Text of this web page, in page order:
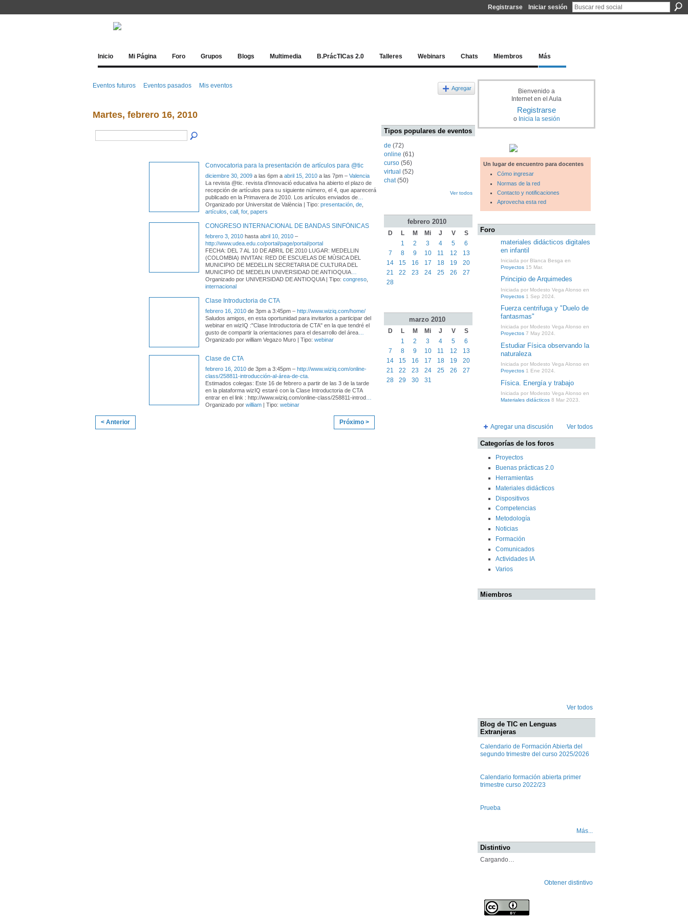
Registrarse Iniciar sesión
Inicio Mi Página Foro Grupos Blogs Multimedia B.PrácTICas 2.0 Talleres Webinars Chats Miembros Más
Eventos futuros Eventos pasados Mis eventos Agregar
Martes, febrero 16, 2010
Convocatoria para la presentación de artículos para @tic
diciembre 30, 2009 a las 6pm a abril 15, 2010 a las 7pm – Valencia
La revista @tic. revista d’innovació educativa ha abierto el plazo de
recepción de artículos para su siguiente número, el 4, que aparecerá
publicado en la Primavera de 2010. Los artículos enviados de
Organizado por Universitat de València | Tipo: presentación de
artículos call for, papers
CONGRESO INTERNACIONAL DE BANDAS SINFÒNICAS
febrero 3, 2010 hasta abril 10, 2010 –
http://www.udea.edu.co/portal/page/portal/portal
FECHA: DEL 7 AL 10 DE ABRIL DE 2010 LUGAR: MEDELLIN
(COLOMBIA) INVITAN: RED DE ESCUELAS DE MÙSICA DEL
MUNICIPIO DE MEDELLIN SECRETARIA DE CULTURA DEL
MUNICIPIO DE MEDELIN UNIVERSIDAD DE ANTIOQUIA
Organizado por UNIVERSIDAD DE ANTIOQUIA | Tipo: congreso
internacional
Clase Introductoria de CTA
febrero 16, 2010 de 3pm a 3:45pm – http://www.wiziq.com/home/
Saludos amigos, en esta oportunidad para invitarlos a participar del
webinar en wizIQ :"Clase Introductoria de CTA" en la que tendré el
gusto de compartir la orientaciones para el desarrollo del área…
Organizado por william Vegazo Muro | Tipo: webinar
Clase de CTA
febrero 16, 2010 de 3pm a 3:45pm – http://www.wiziq.com/online-
class/258811-introducción-al-área-de-cta.
Estimados colegas: Este 16 de febrero a partir de las 3 de la tarde
en la plataforma wizIQ estaré con la Clase Introductoria de CTA
entrar en el link : http://www.wiziq.com/online-class/258811-introd
Organizado por william | Tipo: webinar
< Anterior Próximo >
Tipos populares de eventos
de (72)
online (61)
curso (56)
virtual (52)
chat(50)
Ver todos
febrero 2010
D L M Mi J V
S
1
2 3 4 5
6
7
8 9 10 11 12
13
14
15 16 17 18 19
20
21
22 23 24 25 26
27
28
marzo 2010
D L M Mi J V
S
1
2 3 4 5
6
7
8 9 10 11 12
13
14
15 16 17 18 19
20
21
22 23 24 25 26
27
28
29 30 31
Bienvenido a
Internet en el Aula
Registrarse
o Inicia la sesión
Un lugar de encuentro para docentes
Cómo ingresar
Normas de la red
Contacto y notificaciones
Aprovecha esta red
Foro
materiales didácticos digitales
en infantil
Iniciada por Blanca Besga en
Proyectos 15 Mar.
Principio de Arquimedes
Iniciada por Modesto Vega Alonso en
Proyectos 1 Sep 2024.
Fuerza centrifuga y "Duelo de
fantasmas"
Iniciada por Modesto Vega Alonso en
Proyectos 7 May 2024.
Estudiar Física observando la
naturaleza
Iniciada por Modesto Vega Alonso en
Proyectos 1 Ene 2024.
Física. Energía y trabajo
Iniciada por Modesto Vega Alonso en
Materiales didácticos 8 Mar 2023.
Agregar una discusión Ver todos
Categorías de los foros
Proyectos
Buenas prácticas 2.0
Herramientas
Materiales didácticos
Dispositivos
Competencias
Metodología
Noticias
Formación
Comunicados
Actividades IA
Varios
Miembros
Ver todos
Blog de TIC en Lenguas
Extranjeras
Calendario de Formación Abierta del
segundo trimestre del curso 2025/2026
Calendario formación abierta primer
trimestre curso 2022/23
Prueba
Más...
Distintivo
Cargando…
Obtener distintivo